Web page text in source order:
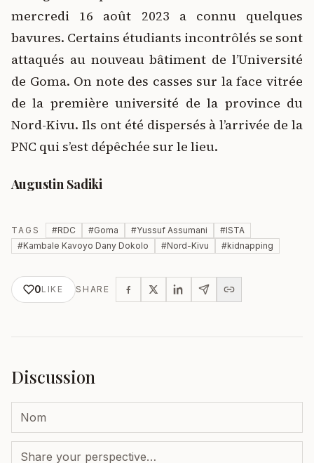
mercredi 16 août 2023 a connu quelques
bavures. Certains étudiants incontrôlés se sont
attaqués au nouveau bâtiment de l’Université
de Goma. On note des casses sur la face vitrée
de la première université de la province du
Nord-Kivu. Ils ont été dispersés à l’arrivée de la
PNC qui s’est dépêchée sur le lieu.
Augustin Sadiki
TAGS #RDC #Goma #Yussuf Assumani #ISTA
#Kambale Kavoyo Dany Dokolo #Nord-Kivu #kidnapping
0LIKE SHARE
Discussion